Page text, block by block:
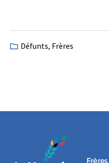
Défunts, Frères